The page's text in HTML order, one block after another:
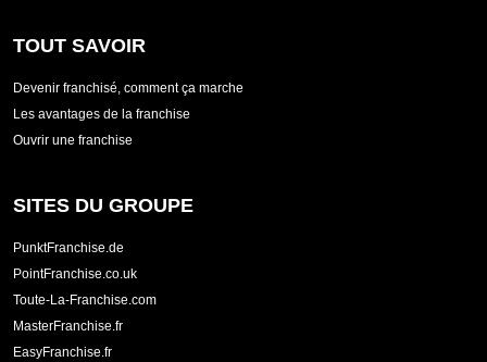
TOUT SAVOIR
Devenir franchisé, comment ça marche
Les avantages de la franchise
Ouvrir une franchise
SITES DU GROUPE
PunktFranchise.de
PointFranchise.co.uk
Toute-La-Franchise.com
MasterFranchise.fr
EasyFranchise.fr